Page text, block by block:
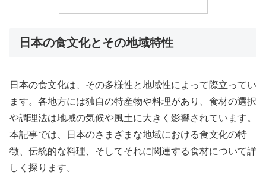
日本の食文化とその地域特性
日本の食文化は、その多様性と地域性によって際立ってい
ます。各地方には独自の特産物や料理があり、食材の選択
や調理法は地域の気候や風土に大きく影響されています。
本記事では、日本のさまざまな地域における食文化の特
徴、伝統的な料理、そしてそれに関連する食材について詳
しく探ります。